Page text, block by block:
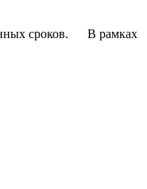
сроков. В рамках